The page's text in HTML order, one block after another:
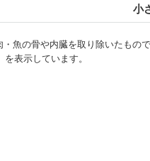
小
魚の骨や内臓を取り除いたもの
表示しています。